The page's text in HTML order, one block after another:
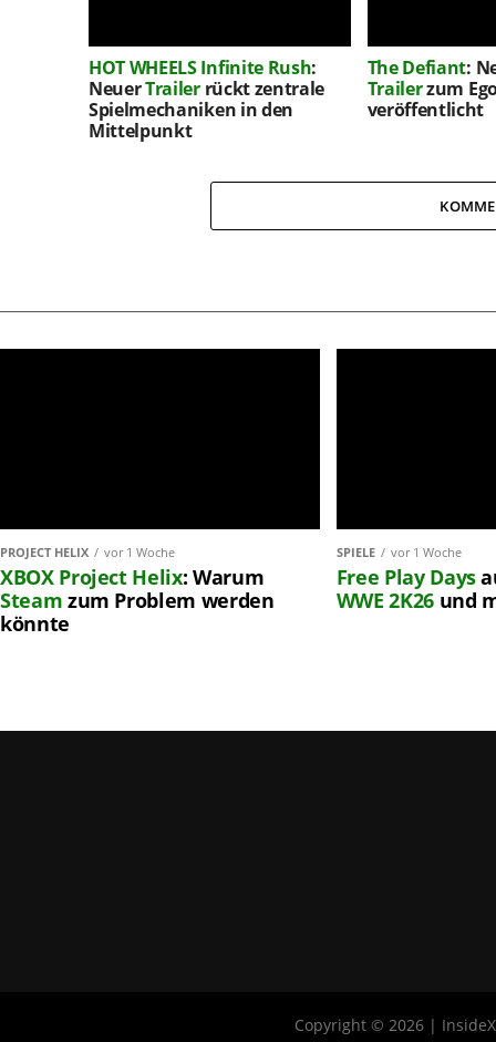
HOT WHEELS Infinite Rush:
NeuerTrailerrückt zentrale
Spielmechaniken in den
Mittelpunkt
The Defiant:
Trailerzum
veröffentlicht
PROJECT HELIX vor 1 Woche
XBOX Project Helix: Warum
Steam zum Problem werden
könnte
SPIELE vor 1 Woche
Free Play Days
WWE 2K26und
Copyright © 2026 |